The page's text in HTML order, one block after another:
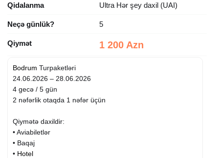
Qidalanma Ultra Hər şey daxil (UAI)
Neçə günlük? 5
Qiymət 1 200 Azn
Bodrum Turpaketləri
24.06.2026 – 28.06.2026
4 gecə / 5 gün
2 nəfərlik otaqda 1 nəfər üçün
Qiymətə daxildir:
• Aviabiletlər
• Baqaj
• Hotel